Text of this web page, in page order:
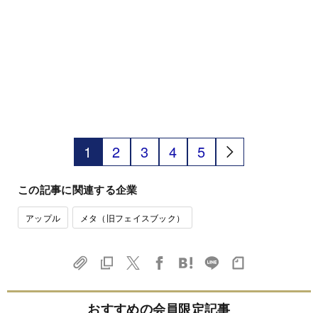
1 2 3 4 5
この記事に関連する企業
アップル メタ（旧フェイスブック）
おすすめの会員限定記事